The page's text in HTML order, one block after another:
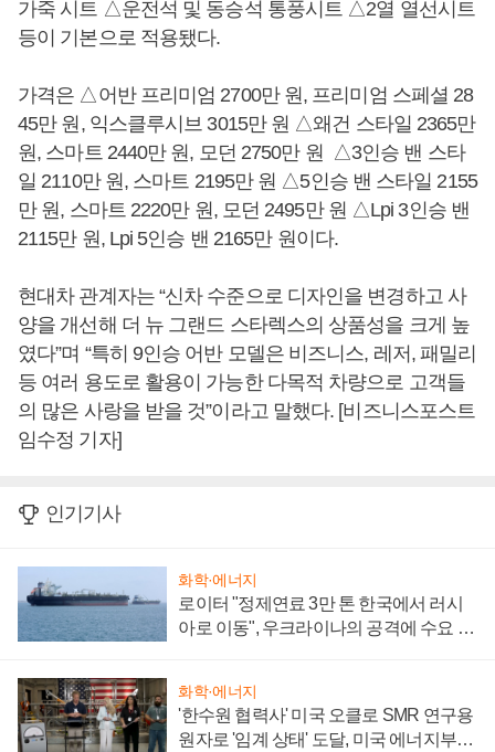
가죽 시트 △운전석 및 동승석 통풍시트 △2열 열선시트
등이 기본으로 적용됐다.
가격은 △어반 프리미엄 2700만 원, 프리미엄 스페셜 28
45만 원, 익스클루시브 3015만 원 △왜건 스타일 2365만
원, 스마트 2440만 원, 모던 2750만 원 △3인승 밴 스타
일 2110만 원, 스마트 2195만 원 △5인승 밴 스타일 2155
만 원, 스마트 2220만 원, 모던 2495만 원 △Lpi 3인승 밴
2115만 원, Lpi 5인승 밴 2165만 원이다.
현대차 관계자는 “신차 수준으로 디자인을 변경하고 사
양을 개선해 더 뉴 그랜드 스타렉스의 상품성을 크게 높
였다”며 “특히 9인승 어반 모델은 비즈니스, 레저, 패밀리
등 여러 용도로 활용이 가능한 다목적 차량으로 고객들
의 많은 사랑을 받을 것”이라고 말했다. [비즈니스포스트
임수정 기자]
인기기사
화학·에너지
로이터 "정제연료 3만 톤 한국에서 러시
아로 이동", 우크라이나의 공격에 수요 늘
화학·에너지
'한수원 협력사' 미국 오클로 SMR 연구용
원자로 '임계 상태' 도달, 미국 에너지부